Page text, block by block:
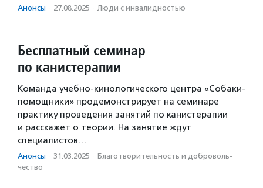
Анонсы · 27.08.2025 · Люди с инвалидностью
Бесплатный семинар
по канистерапии
Команда учебно-кинологического центра «Собаки-
помощники» продемонстрирует на семинаре
практику проведения занятий по канистерапии
и расскажет о теории. На занятие ждут
специалистов…
Анонсы · 31.03.2025 · Благотвори­тель­ность и доброволь­
чест­во